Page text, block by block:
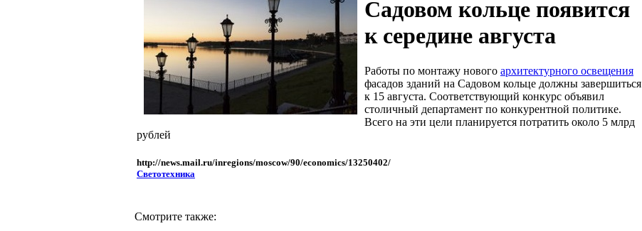
Садовом кольце появится
к середине августа
Работы по монтажу нового архитектурного освещения
фасадов зданий на Садовом кольце должны завершиться
к 15 августа. Соответствующий конкурс объявил
столичный департамент по конкурентной политике.
Всего на эти цели планируется потратить около 5 млрд
рублей
http://news.mail.ru/inregions/moscow/90/economics/13250402/
Светотехника
Смотрите также: